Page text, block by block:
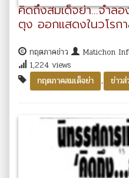
คิดถึงสมเด็จย่า...จำล
ตุง ออกแสดงในวโรก
กฤตภาคข่าว Matichon
1,224 views
กฤตภาคสมเด็จย่า
, ข่าว